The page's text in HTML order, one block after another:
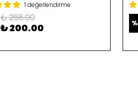
1 değerlendirme
₺ 266.00
₺ 200.00 %